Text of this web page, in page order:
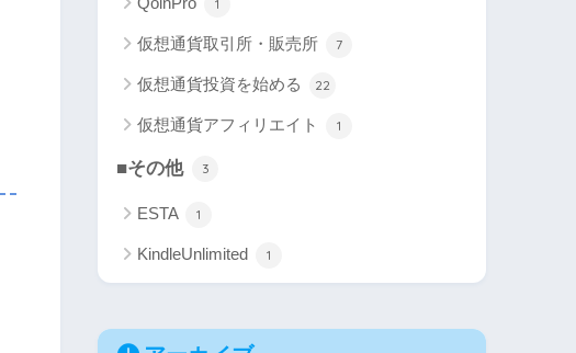
1
仮想通貨取引所・販売所 7
仮想通貨投資を始める 22
仮想通貨アフィリエイト 1
■その他 3
ESTA 1
KindleUnlimited 1